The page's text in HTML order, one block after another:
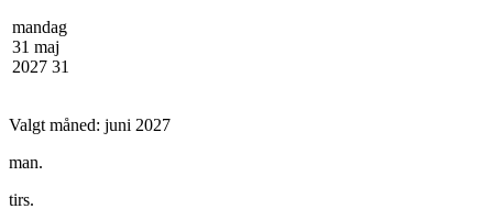
mandag
31 maj
2027 31
Valgt måned: juni 2027
man.
tirs.